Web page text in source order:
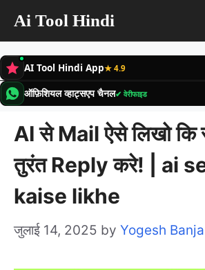
content
Ai Tool Hindi
AI Tool Hindi App★ 4.9
ऑफ़िशियल व्हाट्सएप चैनल✔ वेरीफाइड
AI से Mail ऐसे लिखो कि
तुरंत Reply करे! | ai
kaise likhe
जुलाई 14, 2025 by Yogesh